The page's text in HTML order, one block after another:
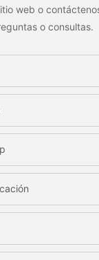
web o
o consultas.